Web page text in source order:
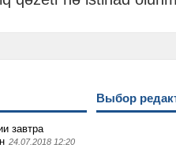
завтра
24.07.2018 12:20
Выбор